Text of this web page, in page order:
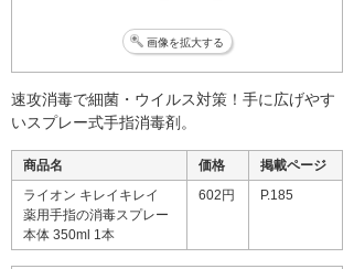
画像を拡大する
速攻消毒で細菌・ウイルス対策！手に広げやす
いスプレー式手指消毒剤。
商品名 価格
掲載ページ
ライオン キレイキレイ
薬用手指の消毒スプレー
本体 350ml 1本
602円 P.185